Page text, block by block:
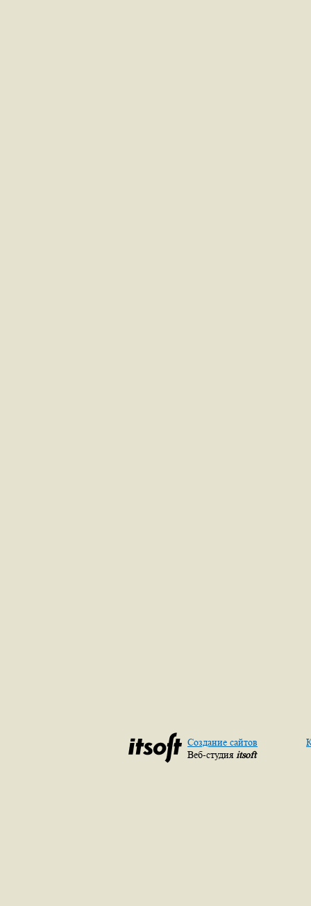
Создание сайтов
Веб-студия itsoft